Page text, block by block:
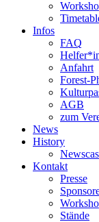
Infos
FAQ
Anfahrt
Forest-
AGB
zum
News
History
Kontakt
Presse
Stände